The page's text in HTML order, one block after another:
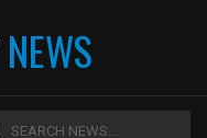
NEWS